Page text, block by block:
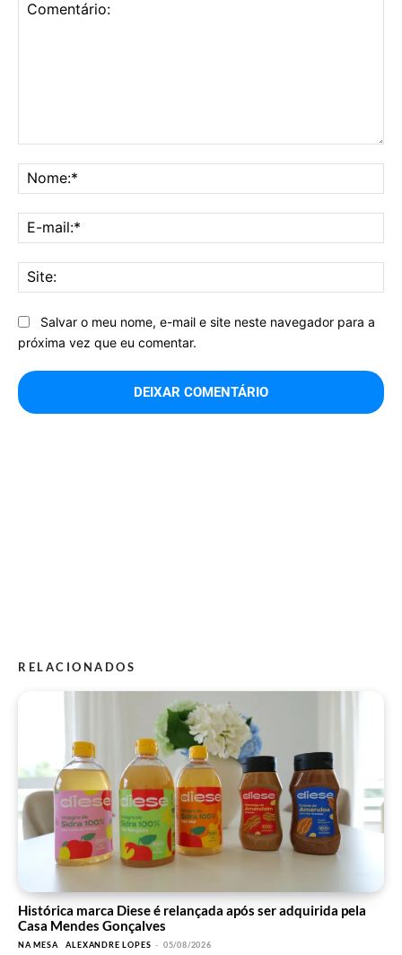
Salvar o meu nome, e-mail e site neste navegador para a
próxima vez que eu comentar.
RELACIONADOS
Histórica marca Diese é relançada após ser adquirida pela
Casa Mendes Gonçalves
NA MESA ALEXANDRE LOPES - 05/08/2026